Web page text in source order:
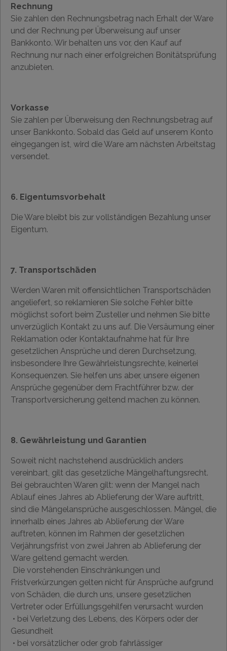
Rechnung
Sie zahlen den Rechnungsbetrag nach Erhalt der Ware
und der Rechnung per Überweisung auf unser
Bankkonto. Wir behalten uns vor, den Kauf auf
Rechnung nur nach einer erfolgreichen Bonitätsprüfung
anzubieten.
Vorkasse
Sie zahlen per Überweisung den Rechnungsbetrag auf
unser Bankkonto. Sobald das Geld auf unserem Konto
eingegangen ist, wird die Ware am nächsten Arbeitstag
versendet.
6. Eigentumsvorbehalt
Die Ware bleibt bis zur vollständigen Bezahlung unser
Eigentum.
7. Transportschäden
Werden Waren mit offensichtlichen Transportschäden
angeliefert, so reklamieren Sie solche Fehler bitte
möglichst sofort beim Zusteller und nehmen Sie bitte
unverzüglich Kontakt zu uns auf. Die Versäumung einer
Reklamation oder Kontaktaufnahme hat für Ihre
gesetzlichen Ansprüche und deren Durchsetzung,
insbesondere Ihre Gewährleistungsrechte, keinerlei
Konsequenzen. Sie helfen uns aber, unsere eigenen
Ansprüche gegenüber dem Frachtführer bzw. der
Transportversicherung geltend machen zu können.
8. Gewährleistung und Garantien
Soweit nicht nachstehend ausdrücklich anders
vereinbart, gilt das gesetzliche Mängelhaftungsrecht.
Bei gebrauchten Waren gilt: wenn der Mangel nach
Ablauf eines Jahres ab Ablieferung der Ware auftritt,
sind die Mängelansprüche ausgeschlossen. Mängel, die
innerhalb eines Jahres ab Ablieferung der Ware
auftreten, können im Rahmen der gesetzlichen
Verjährungsfrist von zwei Jahren ab Ablieferung der
Ware geltend gemacht werden.
Die vorstehenden Einschränkungen und
Fristverkürzungen gelten nicht für Ansprüche aufgrund
von Schäden, die durch uns, unsere gesetzlichen
Vertreter oder Erfüllungsgehilfen verursacht wurden
• bei Verletzung des Lebens, des Körpers oder der
Gesundheit
• bei vorsätzlicher oder grob fahrlässiger